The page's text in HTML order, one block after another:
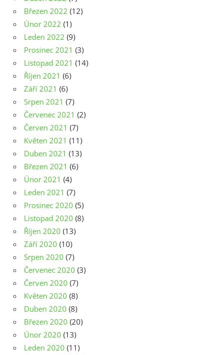
Březen 2022 (12)
Únor 2022 (1)
Leden 2022 (9)
Prosinec 2021 (3)
Listopad 2021 (14)
Říjen 2021 (6)
Září 2021 (6)
Srpen 2021 (7)
Červenec 2021 (2)
Červen 2021 (7)
Květen 2021 (11)
Duben 2021 (13)
Březen 2021 (6)
Únor 2021 (4)
Leden 2021 (7)
Prosinec 2020 (5)
Listopad 2020 (8)
Říjen 2020 (13)
Září 2020 (10)
Srpen 2020 (7)
Červenec 2020 (3)
Červen 2020 (7)
Květen 2020 (8)
Duben 2020 (8)
Březen 2020 (20)
Únor 2020 (13)
Leden 2020 (11)